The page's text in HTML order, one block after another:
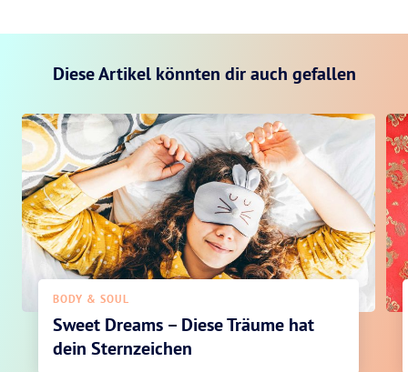
Diese Artikel könnten dir auch gefallen
BODY & SOUL
Sweet Dreams – Diese Träume hat
dein Sternzeichen